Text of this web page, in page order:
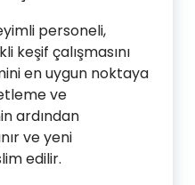
personeli,
keşif çalışmasını
en uygun noktaya
ve
ardından
ve yeni
edilir.